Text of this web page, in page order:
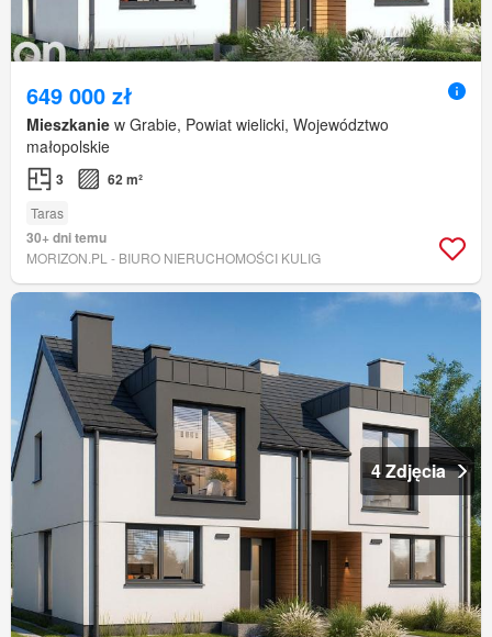
649 000 zł
Mieszkanie w Grabie, Powiat wielicki, Województwo
małopolskie
3 62 m²
Taras
30+ dni temu
MORIZON.PL - BIURO NIERUCHOMOŚCI KULIG
4 Zdjęcia